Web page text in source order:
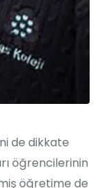
de dikkate
öğrencilerinin
öğretime de